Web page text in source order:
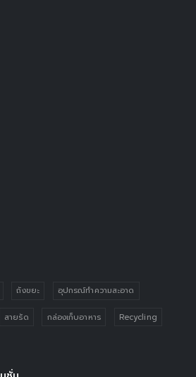
ถังขยะ อุปกรณ์ทำความสะอาด
สายรัด กล่องเก็บอาหาร Recycling